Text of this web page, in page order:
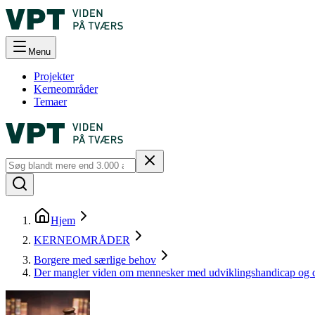
Menu
Projekter
Kerneområder
Temaer
Hjem
KERNEOMRÅDER
Borgere med særlige behov
Der mangler viden om mennesker med udviklingshandicap og